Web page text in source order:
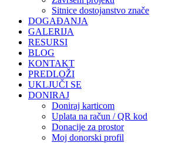
Sitnice dostojanstvo znače
DOGAĐANJA
GALERIJA
RESURSI
BLOG
KONTAKT
PREDLOŽI
UKLJUČI SE
DONIRAJ
Doniraj karticom
Uplata na račun / QR kod
Donacije za prostor
Moj donorski profil